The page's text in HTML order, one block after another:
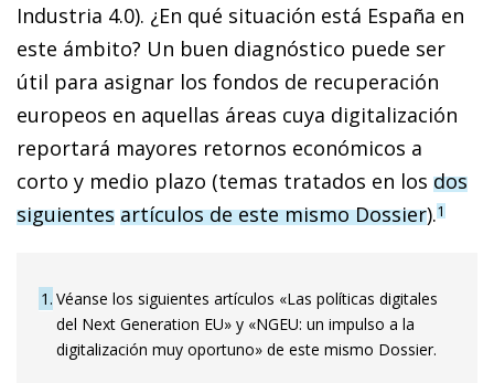
Industria 4.0). ¿En qué situación está España en
este ámbito? Un buen diagnóstico puede ser
útil para asignar los fondos de recuperación
europeos en aquellas áreas cuya digitalización
reportará mayores retornos económicos a
corto y medio plazo (temas tratados en los dos
siguientes artículos de este mismo Dossier).1
1 Véanse los siguientes artículos «Las políticas digitales
del Next Generation EU» y «NGEU: un impulso a la
digitalización muy oportuno» de este mismo Dossier.